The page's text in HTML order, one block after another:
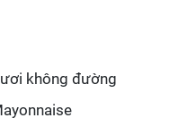
không đường